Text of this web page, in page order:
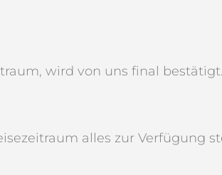
wird von uns final
alles zur Verfügung